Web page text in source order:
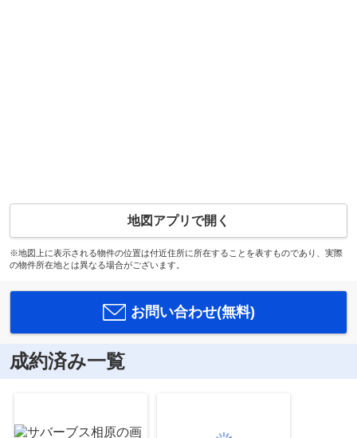
地図アプリで開く
※地図上に表示される物件の位置は付近住所に所在することを表すものであり、実際
の物件所在地とは異なる場合がございます。
お問い合わせ(無料)
成約済み一覧